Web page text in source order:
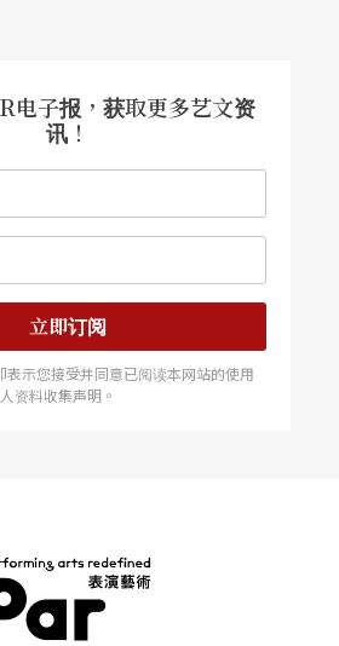
为「过分自我」，说明在香港
有不跟随大众与走出属于自己
困难），因为当一个人开始思
一样、为何不一样，已可能一
安全感地带。「至此我才真正
昧』如何使人开窍：阅读或观
如经历一次从自我怀疑到自我
不提供答案，它只提供问题，
生抗拒，并放弃在学习问问题
场荒芜的时代，带进了新东西
电子报，获取更多艺文资
讯！
立即订阅
表示您接受并同意已阅读本网站的使用
资料收集声明。